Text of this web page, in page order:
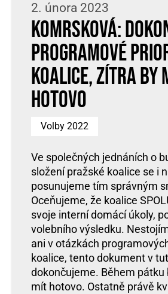
2. února 2023
Komrsková:
programové
koalice, zítra by
hotovo
Volby 2022
Ve společných jednáních o
složení pražské koalice se i
posunujeme tím správným
Oceňujeme, že koalice
svoje interní domácí úkoly,
volebního výsledku.
ani v otázkách
koalice, tento dokument v
dokončujeme. Během pátku
mít hotovo. Ostatně právě